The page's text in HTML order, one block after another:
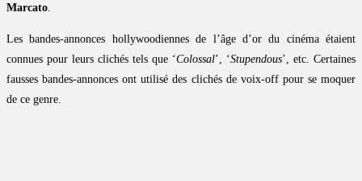
Marcato
Les bandes-annonces hollywoodiennes de l’âge d’or du cinéma étaient
connues pour leurs clichés tels que ‘Colossal’, ‘Stupendous’, etc. Certaines
fausses bandes-annonces ont utilisé des clichés de voix-off pour se moquer
de ce genre.